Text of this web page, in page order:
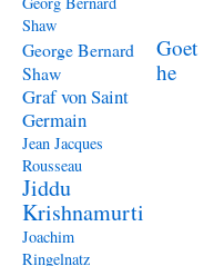
Shaw
George Bernard
Shaw
Goet
he
Graf von Saint
Germain
Jean Jacques
Rousseau
Jiddu
Krishnamurti
Joachim
Ringelnatz